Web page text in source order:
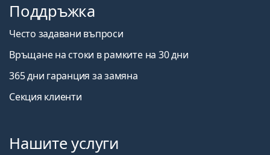
Поддръжка
Често задавани въпроси
Връщане на стоки в рамките на 30 дни
365 дни гаранция за замяна
Секция клиенти
Нашите услуги